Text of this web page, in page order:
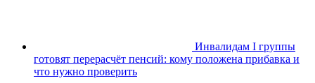
Инвалидам I группы
готовят перерасчёт пенсий: кому положена прибавка и
что нужно проверить